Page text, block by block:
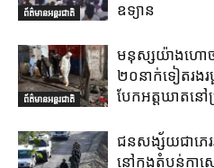
ព័ត៌មានអន្តរជាតិ
ឧទ្យាន
ព័ត៌មានអន្តរជាតិ
មនុស្សយ៉ាងហោ
២០នាក់ទៀតរងរ
បែកអត្តឃាតនៅ
ជនសង្ស័យជាភេ
នៅក្នុងតំបន់កាស្